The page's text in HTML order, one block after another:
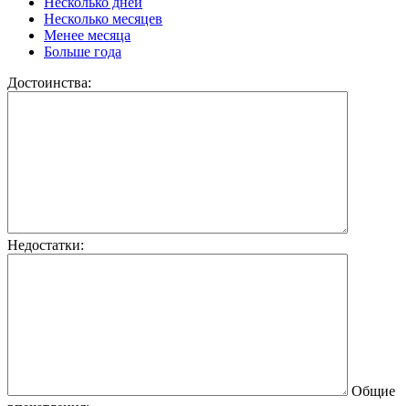
Несколько месяцев
Менее месяца
Больше года
Достоинства:
Недостатки:
Общие